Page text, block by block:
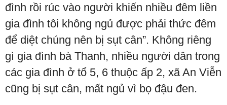
đình rồi rúc vào người khiến nhiều đêm liền
gia đình tôi không ngủ được phải thức đêm
để diệt chúng nên bị sụt cân”. Không riêng
gì gia đình bà Thanh, nhiều người dân trong
các gia đình ở tổ 5, 6 thuộc ấp 2, xã An Viễn
cũng bị sụt cân, mất ngủ vì bọ đậu đen.